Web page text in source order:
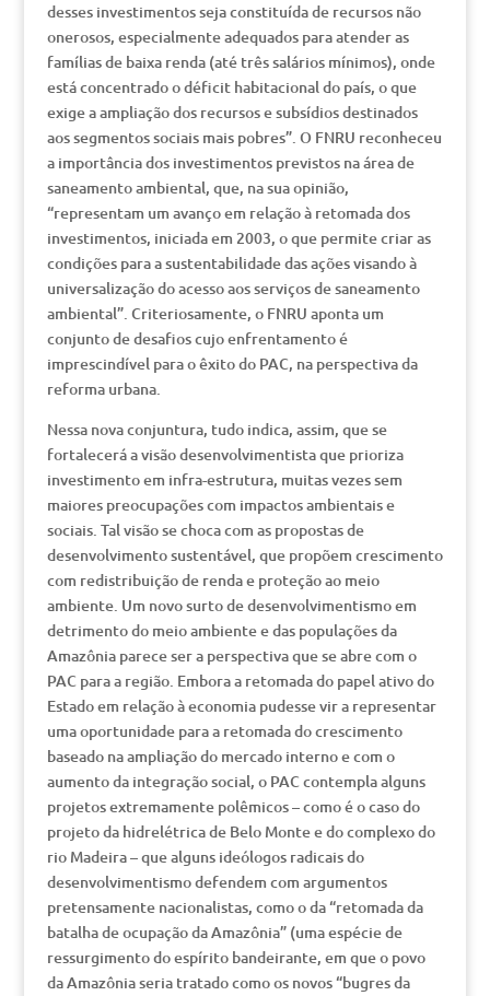
desses investimentos seja constituída de recursos não
onerosos, especialmente adequados para atender as
famílias de baixa renda (até três salários mínimos), onde
está concentrado o déficit habitacional do país, o que
exige a ampliação dos recursos e subsídios destinados
aos segmentos sociais mais pobres”. O FNRU reconheceu
a importância dos investimentos previstos na área de
saneamento ambiental, que, na sua opinião,
“representam um avanço em relação à retomada dos
investimentos, iniciada em 2003, o que permite criar as
condições para a sustentabilidade das ações visando à
universalização do acesso aos serviços de saneamento
ambiental”. Criteriosamente, o FNRU aponta um
conjunto de desafios cujo enfrentamento é
imprescindível para o êxito do PAC, na perspectiva da
reforma urbana.
Nessa nova conjuntura, tudo indica, assim, que se
fortalecerá a visão desenvolvimentista que prioriza
investimento em infra-estrutura, muitas vezes sem
maiores preocupações com impactos ambientais e
sociais. Tal visão se choca com as propostas de
desenvolvimento sustentável, que propõem crescimento
com redistribuição de renda e proteção ao meio
ambiente. Um novo surto de desenvolvimentismo em
detrimento do meio ambiente e das populações da
Amazônia parece ser a perspectiva que se abre com o
PAC para a região. Embora a retomada do papel ativo do
Estado em relação à economia pudesse vir a representar
uma oportunidade para a retomada do crescimento
baseado na ampliação do mercado interno e com o
aumento da integração social, o PAC contempla alguns
projetos extremamente polêmicos – como é o caso do
projeto da hidrelétrica de Belo Monte e do complexo do
rio Madeira – que alguns ideólogos radicais do
desenvolvimentismo defendem com argumentos
pretensamente nacionalistas, como o da “retomada da
batalha de ocupação da Amazônia” (uma espécie de
ressurgimento do espírito bandeirante, em que o povo
da Amazônia seria tratado como os novos “bugres da